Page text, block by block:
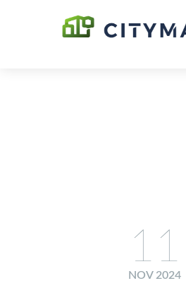
11
NOV 2024